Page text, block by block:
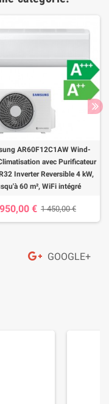
AR60F12C1AW Wind-
avec Purificateur
Inverter Reversible 4 kW,
60 m², WiFi intégré
950,00 € 1 450,00 €
GOOGLE+